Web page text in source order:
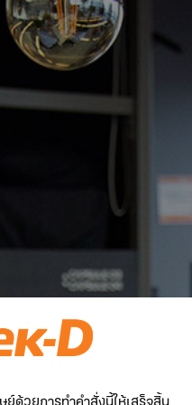
ด้วยการทำคำสั่งนี้ให้เสร็จสิ้น